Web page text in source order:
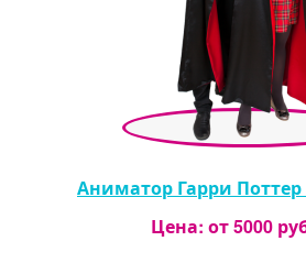
Аниматор Гарри
Цена: от5000